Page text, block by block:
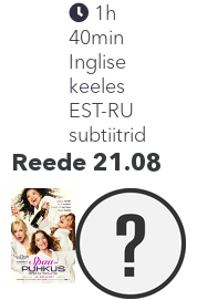
1h
40min
Inglise
keeles
EST-RU
subtiitrid
Reede 21.08